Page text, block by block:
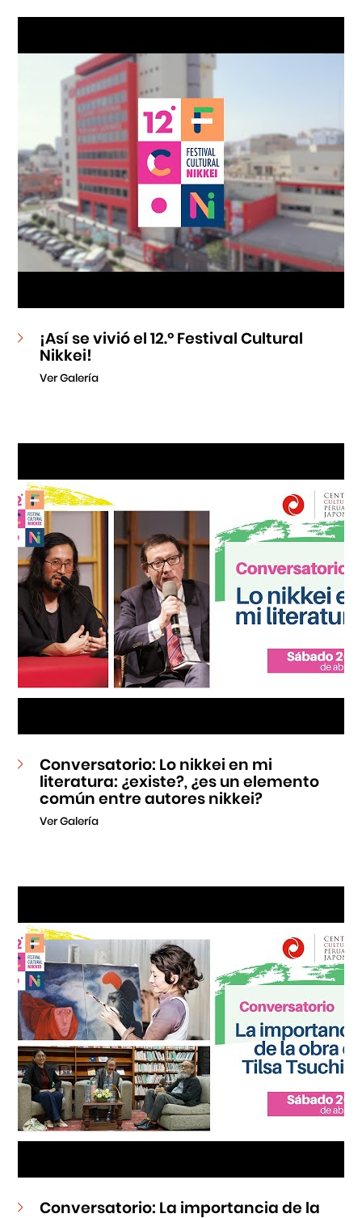
Museo de la Inmigración Japonesa
Fondo Editorial
Teatro Peruano Japonés
¡Así se vivió el 12.º Festival Cultural
Nikkei!
Ver Galería
Conversatorio: Lo nikkei en mi
literatura: ¿existe?, ¿es un elemento
común entre autores nikkei?
Ver Galería
Conversatorio: La importancia de la